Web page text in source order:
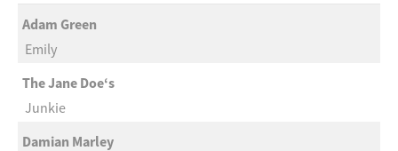
Adam Green
Emily
The Jane Doe‘s
Junkie
Damian Marley